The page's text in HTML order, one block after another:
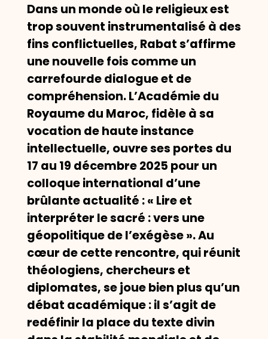
Dans un monde où le religieux est
trop souvent instrumentalisé à des
fins conflictuelles, Rabat s’affirme
une nouvelle fois comme un
carrefourde dialogue et de
compréhension. L’Académie du
Royaume du Maroc, fidèle à sa
vocation de haute instance
intellectuelle, ouvre ses portes du
17 au 19 décembre 2025 pour un
colloque international d’une
brûlante actualité : « Lire et
interpréter le sacré : vers une
géopolitique de l’exégèse ». Au
cœur de cette rencontre, qui réunit
théologiens, chercheurs et
diplomates, se joue bien plus qu’un
débat académique : il s’agit de
redéfinir la place du texte divin